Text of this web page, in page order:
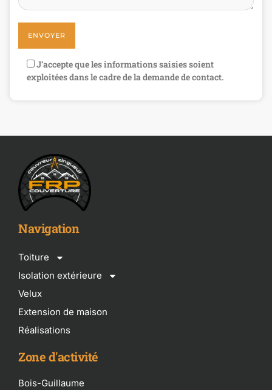
J’accepte que les informations saisies soient
exploitées dans le cadre de la demande de contact.
Navigation
Toiture
Isolation extérieure
Velux
Extension de maison
Réalisations
Zone d'activité
Bois-Guillaume